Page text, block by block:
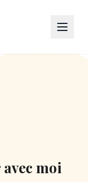
moi